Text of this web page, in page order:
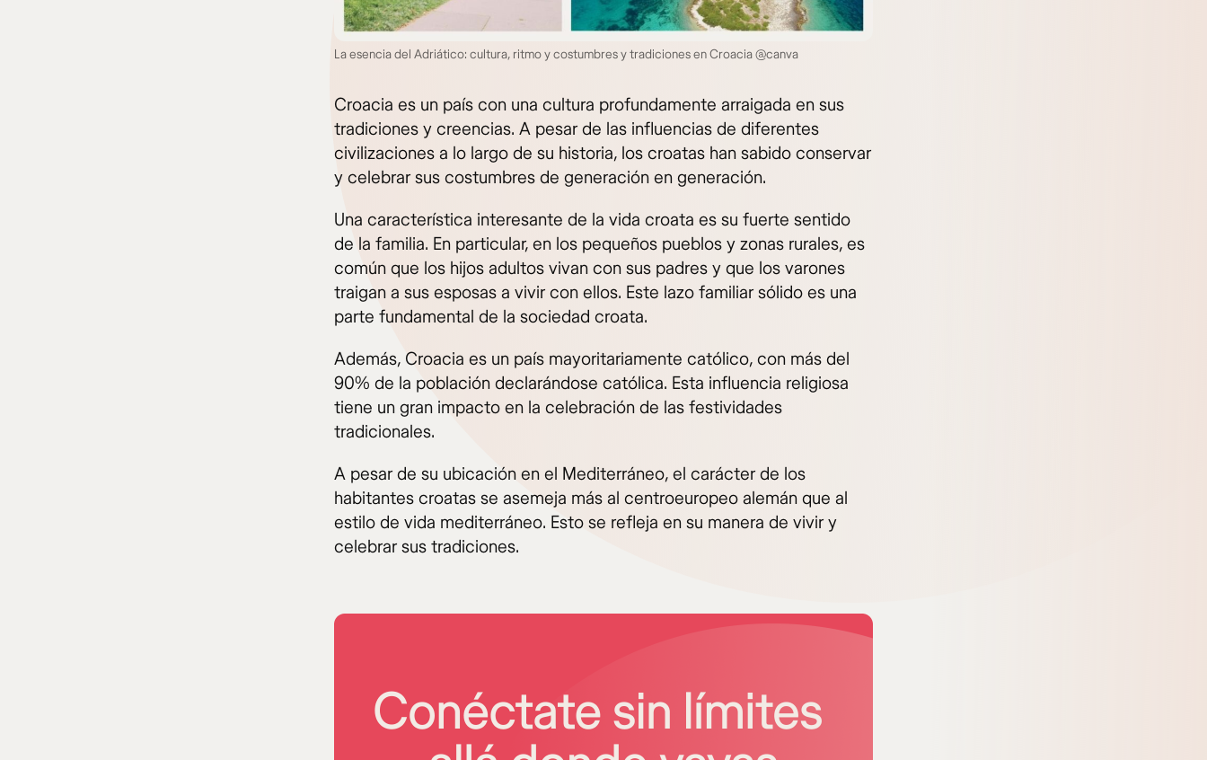
La esencia del Adriático: cultura, ritmo y costumbres y tradiciones en Croacia @canva
Croacia es un país con una cultura profundamente arraigada en sus
tradiciones y creencias. A pesar de las influencias de diferentes
civilizaciones a lo largo de su historia, los croatas han sabido conservar
y celebrar sus costumbres de generación en generación.
Una característica interesante de la vida croata es su fuerte sentido
de la familia. En particular, en los pequeños pueblos y zonas rurales, es
común que los hijos adultos vivan con sus padres y que los varones
traigan a sus esposas a vivir con ellos. Este lazo familiar sólido es una
parte fundamental de la sociedad croata.
Además, Croacia es un país mayoritariamente católico, con más del
90% de la población declarándose católica. Esta influencia religiosa
tiene un gran impacto en la celebración de las festividades
tradicionales.
A pesar de su ubicación en el Mediterráneo, el carácter de los
habitantes croatas se asemeja más al centroeuropeo alemán que al
estilo de vida mediterráneo. Esto se refleja en su manera de vivir y
celebrar sus tradiciones.